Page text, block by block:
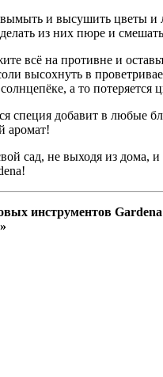
и высушить цветы и
из них пюре и
всё на противне и
высохнуть в
а то потеряется
специя добавит в любые
аромат!
сад, не выходя из дома,
инструментов